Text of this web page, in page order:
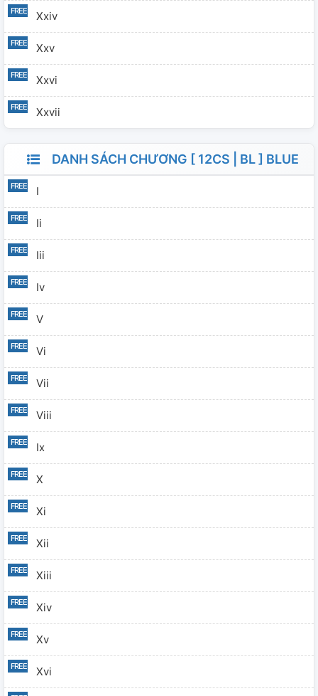
Xxiv
Xxv
Xxvi
Xxvii
DANH SÁCH CHƯƠNG [ 12CS | BL ] BLUE
I
Ii
Iii
Iv
V
Vi
Vii
Viii
Ix
X
Xi
Xii
Xiii
Xiv
Xv
Xvi